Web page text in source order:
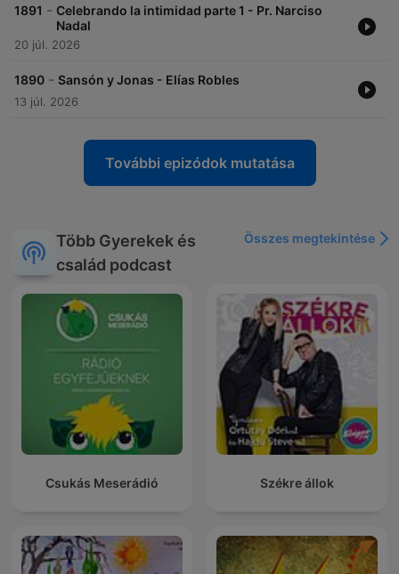
1891 - Celebrando la intimidad parte 1 - Pr. Narciso
Nadal
20 júl. 2026
1890 - Sansón y Jonas - Elías Robles
13 júl. 2026
További epizódok mutatása
Több Gyerekek és
család podcast
Összes megtekintése
Csukás Meserádió Székre állok